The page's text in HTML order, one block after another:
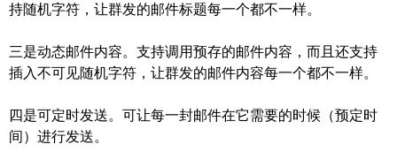
持随机字符，让群发的邮件标题每一个都不一样。
三是动态邮件内容。支持调用预存的邮件内容，而且还支持
插入不可见随机字符，让群发的邮件内容每一个都不一样。
四是可定时发送。可让每一封邮件在它需要的时候（预定时
间）进行发送。